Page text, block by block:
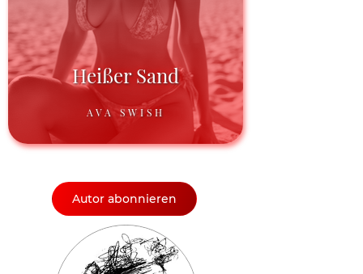
Heißer Sand
AVA SWISH
Autor abonnieren